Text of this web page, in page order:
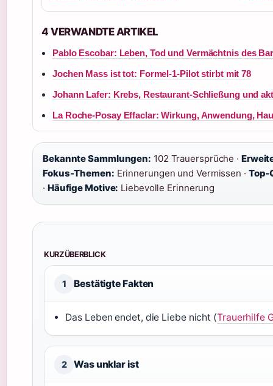
4 VERWANDTE ARTIKEL
Pablo Escobar: Leben, Tod und Vermächtnis des
Jochen Mass ist tot: Formel-1-Pilot stirbt mit 78
Johann Lafer: Krebs, Restaurant-Schließung und
La Roche-Posay Effaclar: Wirkung, Anwendung,
Bekannte Sammlungen: 102 Trauersprüche ·
Fokus-Themen: Erinnerungen und Vermissen · Top-
· Häufige Motive: Liebevolle Erinnerung
KURZÜBERBLICK
1 Bestätigte Fakten
Das Leben endet, die Liebe nicht (Trauerhilfe
2 Was unklar ist